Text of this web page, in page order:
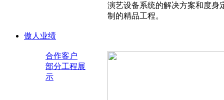
演艺设备系统的解决方案和度身
制的精品工程。
傲人业绩
合作客户
部分工程展
示